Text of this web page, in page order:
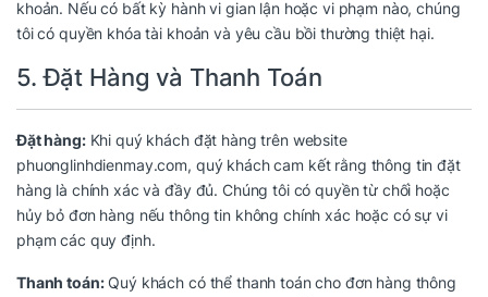
khoản. Nếu có bất kỳ hành vi gian lận hoặc vi phạm nào, chúng
tôi có quyền khóa tài khoản và yêu cầu bồi thường thiệt hại.
5. Đặt Hàng và Thanh Toán
Đặt hàng:Khi quý khách đặt hàng trên website
phuonglinhdienmay.com, quý khách cam kết rằng thông tin đặt
hàng là chính xác và đầy đủ. Chúng tôi có quyền từ chối hoặc
hủy bỏ đơn hàng nếu thông tin không chính xác hoặc có sự vi
phạm các quy định.
Thanh toán:Quý khách có thể thanh toán cho đơn hàng thông